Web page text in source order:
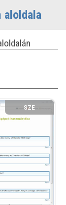
aloldala
SZE